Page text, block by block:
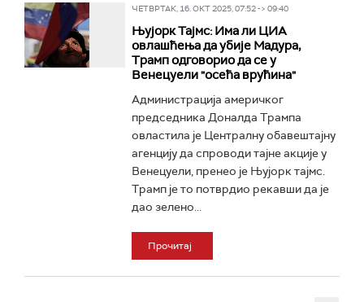
ЧЕТВРТАК, 16. ОКТ 2025, 07:52 -> 09:40
Њујорк Тајмс: Има ли ЦИА
овлашћења да убије Мадура,
Трамп одговорио да се у
Венецуели "осећа врућина"
Администрација америчког
председника Доналда Трампа
овластила је Централну обавештајну
агенцију да спроводи тајне акције у
Венецуели, пренео је Њујорк тајмс.
Трамп је то потврдио рекавши да је
дао зелено...
Прочитај